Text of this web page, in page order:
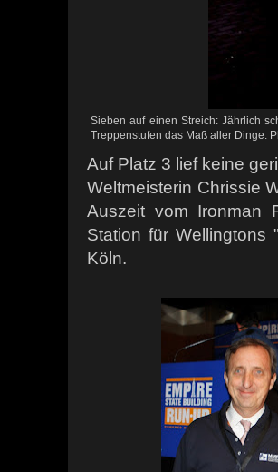
Sieben auf einen Streich: Jährlich
Treppenstufen das Maß aller Dinge.
Auf Platz 3 lief keine
Weltmeisterin Chrissie
Auszeit vom Ironman
Station für Wellingtons
Köln.